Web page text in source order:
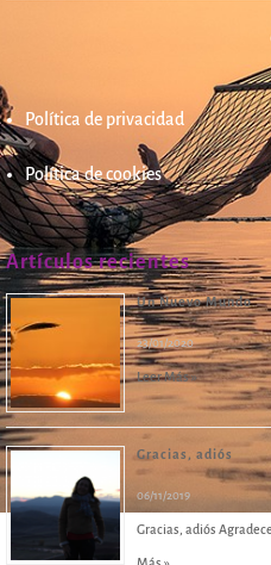
Política de privacidad
Política de cookies
Artículos recientes
Un Nuevo Mundo
23/01/2020
Leer Más »
Gracias, adiós
06/11/2019
Gracias, adiós